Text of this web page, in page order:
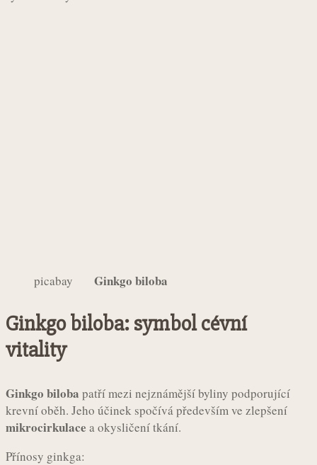
picabay Ginkgo biloba
Ginkgo biloba: symbol cévní
vitality
Ginkgo biloba patří mezi nejznámější byliny podporující
krevní oběh. Jeho účinek spočívá především ve zlepšení
mikrocirkulace a okysličení tkání.
Přínosy ginkga: